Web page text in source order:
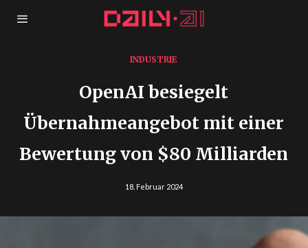
INDUSTRIE
OpenAI besiegelt
Übernahmeangebot mit einer
Bewertung von $80 Milliarden
18. Februar 2024